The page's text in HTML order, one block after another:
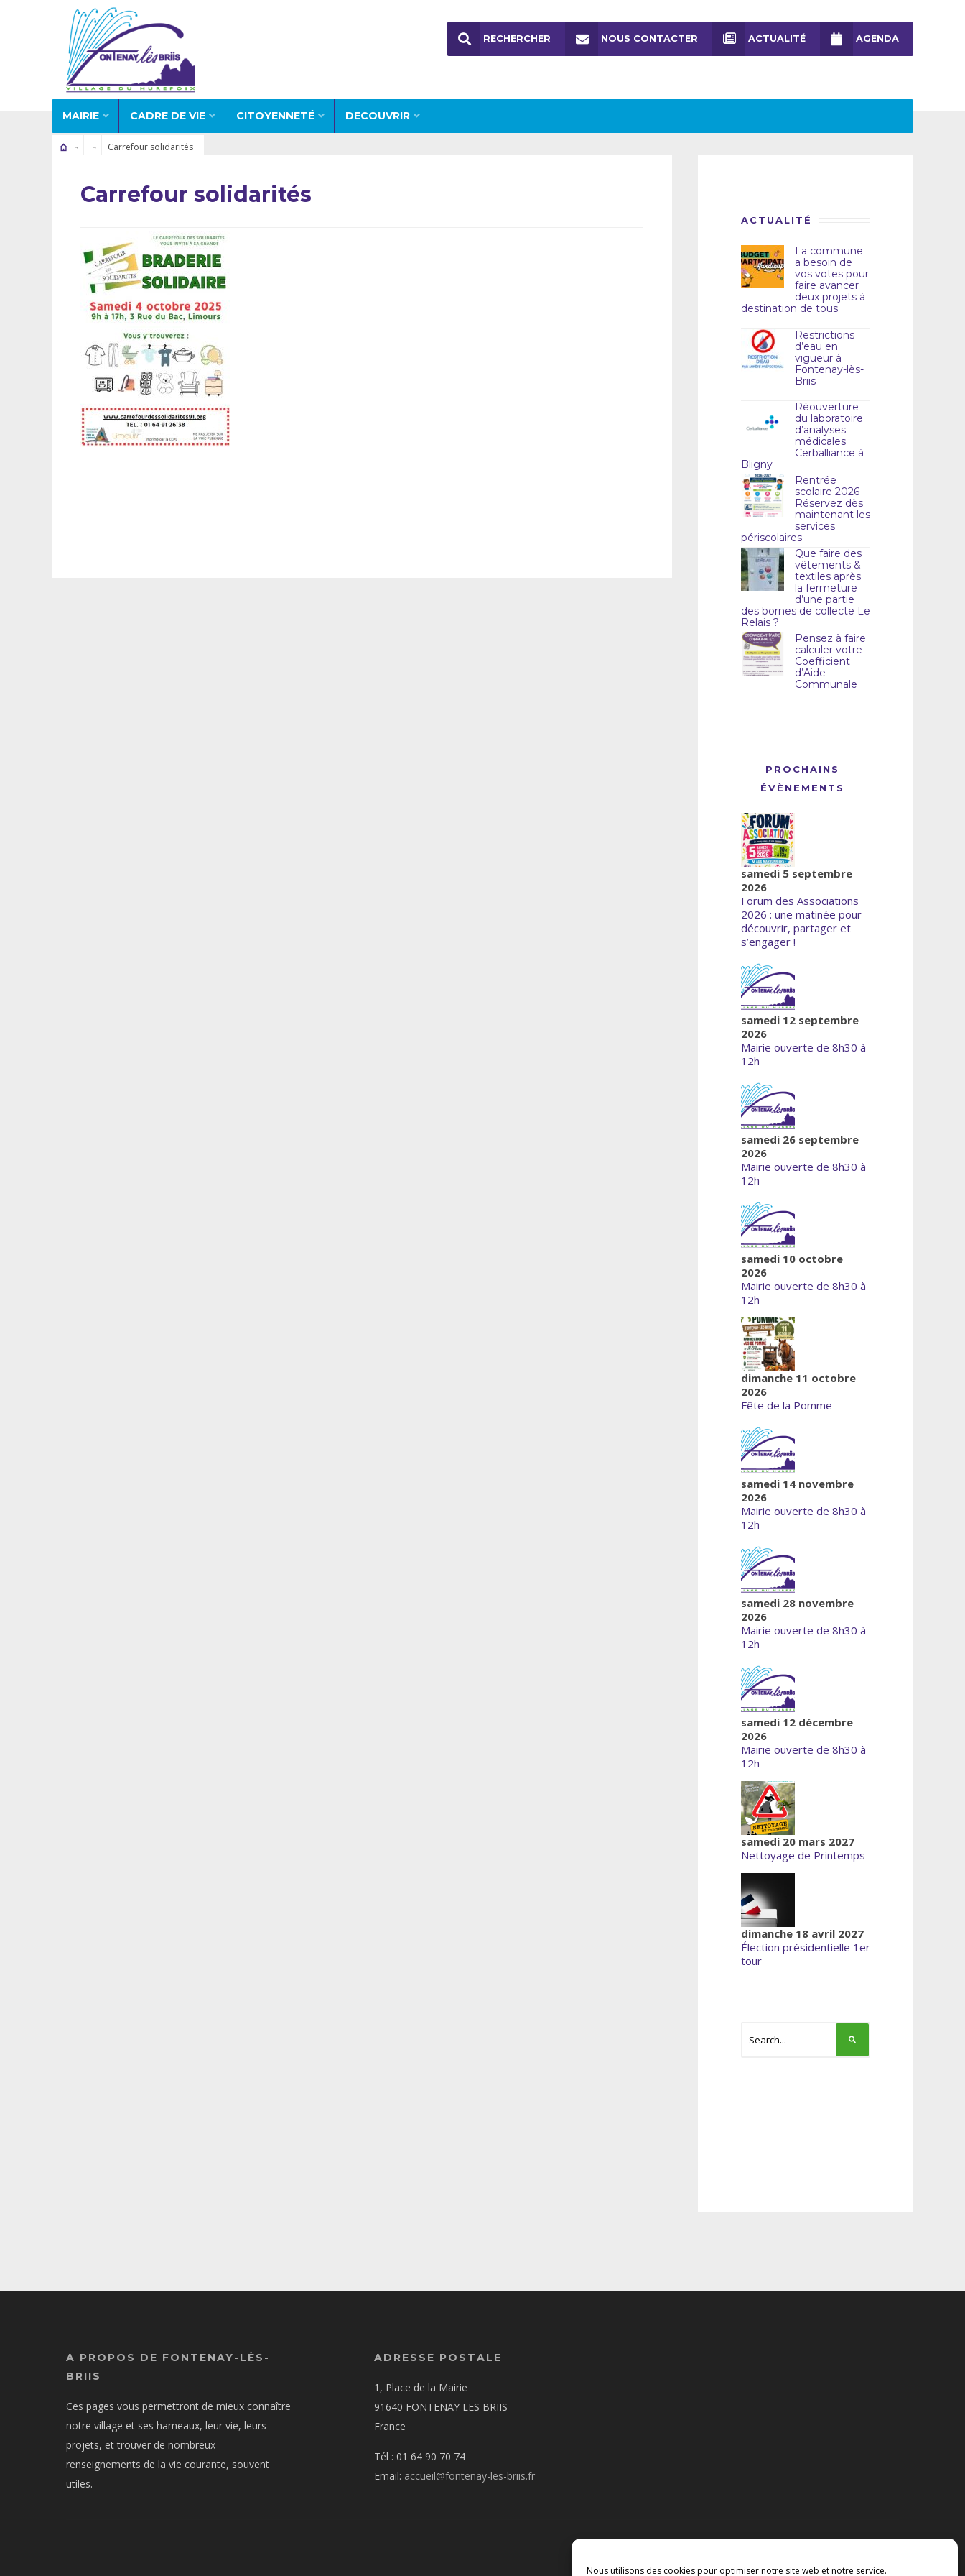
Nous utilisons des cookies pour optimiser notre site web et notre service.
MAIRIE CADRE DE VIE CITOYENNETÉ DECOUVRIR
RECHERCHER NOUS CONTACTER ACTUALITÉ AGENDA
Carrefour solidarités
Carrefour solidarités
ACTUALITÉ
La commune
a besoin de
vos votes pour
faire avancer
deux projets à
destination de tous
Restrictions
d’eau en
vigueur à
Fontenay-lès-
Briis
Réouverture
du laboratoire
d’analyses
médicales
Cerballiance à
Bligny
Rentrée
scolaire 2026 –
Réservez dès
maintenant les
services
périscolaires
Que faire des
vêtements &
textiles après
la fermeture
d’une partie
des bornes de collecte Le
Relais ?
Pensez à faire
calculer votre
Coefficient
d’Aide
Communale
PROCHAINS
ÉVÈNEMENTS
samedi 5 septembre
2026
Forum des Associations
2026 : une matinée pour
découvrir, partager et
s’engager !
samedi 12 septembre
2026
Mairie ouverte de 8h30 à
12h
samedi 26 septembre
2026
Mairie ouverte de 8h30 à
12h
samedi 10 octobre
2026
Mairie ouverte de 8h30 à
12h
dimanche 11 octobre
2026
Fête de la Pomme
samedi 14 novembre
2026
Mairie ouverte de 8h30 à
12h
samedi 28 novembre
2026
Mairie ouverte de 8h30 à
12h
samedi 12 décembre
2026
Mairie ouverte de 8h30 à
12h
samedi 20 mars 2027
Nettoyage de Printemps
dimanche 18 avril 2027
Élection présidentielle 1er
tour
A PROPOS DE FONTENAY-LÈS-
BRIIS
Ces pages vous permettront de mieux connaître
notre village et ses hameaux, leur vie, leurs
projets, et trouver de nombreux
renseignements de la vie courante, souvent
utiles.
ADRESSE POSTALE
1, Place de la Mairie
91640 FONTENAY LES BRIIS
France
Tél : 01 64 90 70 74
Email: accueil@fontenay-les-briis.fr